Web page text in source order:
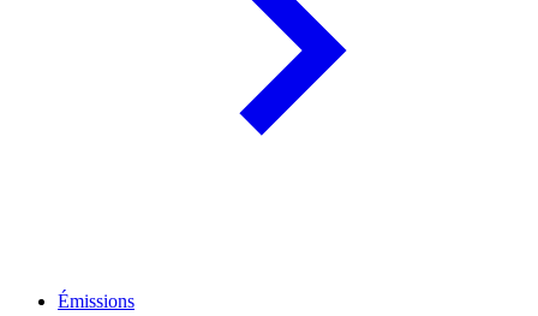
Émissions